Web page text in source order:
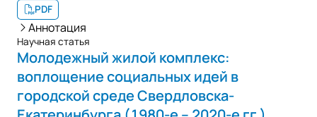
PDF
Аннотация
Научная статья
Молодежный жилой комплекс:
воплощение социальных идей в
городской среде Свердловска-